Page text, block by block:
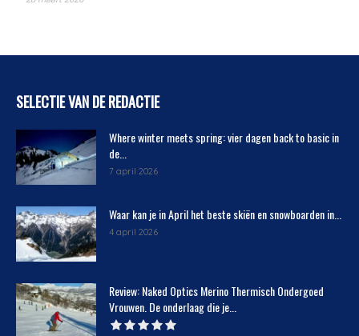
SELECTIE VAN DE REDACTIE
Where winter meets spring: vier dagen back to basic in
de...
7 april 2026
Waar kan je in April het beste skiën en snowboarden in...
4 april 2026
Review: Naked Optics Merino Thermisch Ondergoed
Vrouwen. De onderlaag die je...